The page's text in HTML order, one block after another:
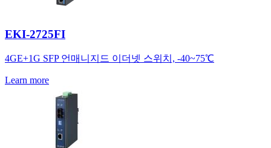
EKI-2725FI
4GE+1G SFP 언매니지드 이더넷 스위치, -40~75℃
Learn more